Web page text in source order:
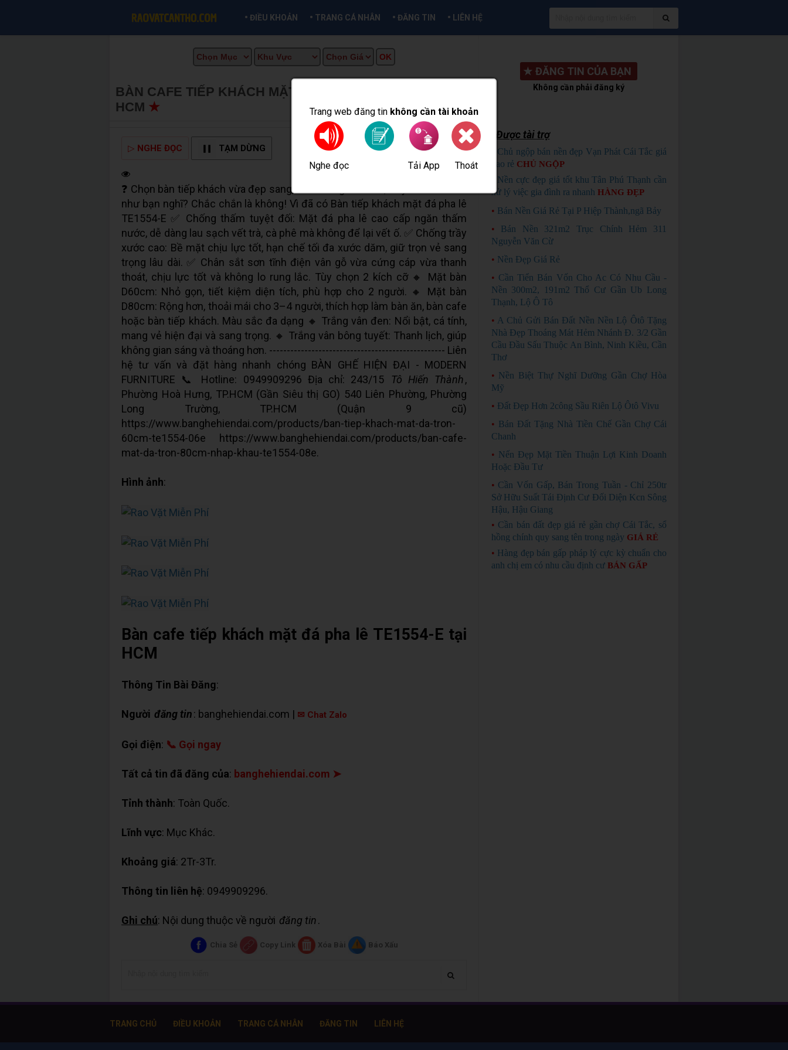
Trang web đăng tin không cần tài khoản
Nghe đọc Tải App Thoát
• ĐIỀU KHOẢN • TRANG CÁ NHÂN • ĐĂNG TIN • LIÊN HỆ
BÀN CAFE TIẾP KHÁCH MẶT ĐÁ PHA LÊ TE1554-E TẠI
HCM ★ MUA BÁN TẠI CẦN THƠ INFO
▷ NGHE ĐỌC TẠM DỪNG
❓ Chọn bàn tiếp khách vừa đẹp sang, vừa không lo ố bẩn, trầy xước có khó
như bạn nghĩ? Chắc chắn là không! Vì đã có Bàn tiếp khách mặt đá pha lê
TE1554-E ✅ Chống thấm tuyệt đối: Mặt đá pha lê cao cấp ngăn thấm
nước, dễ dàng lau sạch vết trà, cà phê mà không để lại vết ố. ✅ Chống trầy
xước cao: Bề mặt chịu lực tốt, hạn chế tối đa xước dăm, giữ trọn vẻ sang
trọng lâu dài. ✅ Chân sắt sơn tĩnh điện vân gỗ vừa cứng cáp vừa thanh
thoát, chịu lực tốt và không lo rung lắc. Tùy chọn 2 kích cỡ 🔸 Mặt bàn
D60cm: Nhỏ gọn, tiết kiệm diện tích, phù hợp cho 2 người. 🔸 Mặt bàn
D80cm: Rộng hơn, thoải mái cho 3–4 người, thích hợp làm bàn ăn, bàn cafe
hoặc bàn tiếp khách. Màu sắc đa dạng 🔸 Trắng vân đen: Nổi bật, cá tính,
mang vẻ hiện đại và sang trọng. 🔸 Trắng vân bông tuyết: Thanh lịch, giúp
không gian sáng và thoáng hơn. -------------------------------------------------- Liên
hệ tư vấn và đặt hàng nhanh chóng BÀN GHẾ HIỆN ĐẠI - MODERN
FURNITURE 📞 Hotline: 0949909296 Địa chỉ: 243/15
Tô Hiến Thành,
Phường Hoà Hưng, TP.HCM (Gần Siêu thị GO) 540 Liên Phường, Phường
Long Trường, TP.HCM (Quận 9 cũ)
https://www.banghehiendai.com/products/ban-tiep-khach-mat-da-tron-
60cm-te1554-06e https://www.banghehiendai.com/products/ban-cafe-
mat-da-tron-80cm-nhap-khau-te1554-08e.
Hình ảnh:
Bàn cafe tiếp khách mặt đá pha lê TE1554-E tại
HCM
Thông Tin Bài Đăng:
Người đăng tin: banghehiendai.com | ✉ Chat Zalo
Gọi điện: 📞 Gọi ngay
Tất cả tin đã đăng của: banghehiendai.com ➤
Tỉnh thành: Toàn Quốc.
Lĩnh vực: Mục Khác.
Khoảng giá: 2Tr-3Tr.
Thông tin liên hệ: 0949909296.
Ghi chú: Nội dung thuộc về người đăng tin.
Chia Sẻ Copy Link Xóa Bài Báo Xấu
★ ĐĂNG TIN CỦA BẠN
Không cần phải đăng ký
Được tài trợ
Chủ ngộp bán nền đẹp Vạn Phát Cái Tắc giá
bao rẻ CHỦ NGỘP
Nền cực đẹp giá tốt khu Tân Phú Thạnh cần
xử lý việc gia đình ra nhanh HÀNG ĐẸP
• Bán Nền Giá Rẻ Tại P Hiệp Thành,ngã Bảy
• Bán Nền 321m2 Trục Chính Hẻm 311
Nguyễn Văn Cừ
• Nền Đẹp Giá Rẻ
• Cần Tiển Bán Vốn Cho Ac Có Nhu Cầu -
Nền 300m2, 191m2 Thổ Cư Gần Ub Long
Thạnh, Lộ Ô Tô
• A Chủ Gửi Bán Đất Nền Nền Lộ Ôtô Tặng
Nhà Đẹp Thoáng Mát Hẻm Nhánh Đ. 3/2 Gần
Cầu Đầu Sấu Thuộc An Bình, Ninh Kiều, Cần
Thơ
• Nền Biệt Thự Nghĩ Dưỡng Gần Chợ Hòa
Mỹ
• Đất Đẹp Hơn 2công Sầu Riên Lộ Ôtô Vivu
• Bán Đất Tặng Nhà Tiền Chế Gần Chợ Cái
Chanh
• Nến Đẹp Mặt Tiền Thuận Lợi Kinh Doanh
Hoặc Đầu Tư
• Cần Vốn Gấp, Bán Trong Tuần - Chỉ 250tr
Sở Hữu Suất Tái Định Cư Đối Diện Kcn Sông
Hậu, Hậu Giang
• Cần bán đất đẹp giá rẻ gần chợ Cái Tắc, sổ
hồng chính quy sang tên trong ngày GIÁ RẺ
• Hàng đẹp bán gấp pháp lý cực kỳ chuẩn cho
anh chị em có nhu cầu định cư BÁN GẤP
TRANG CHỦ ĐIỀU KHOẢN TRANG CÁ NHÂN ĐĂNG TIN LIÊN HỆ